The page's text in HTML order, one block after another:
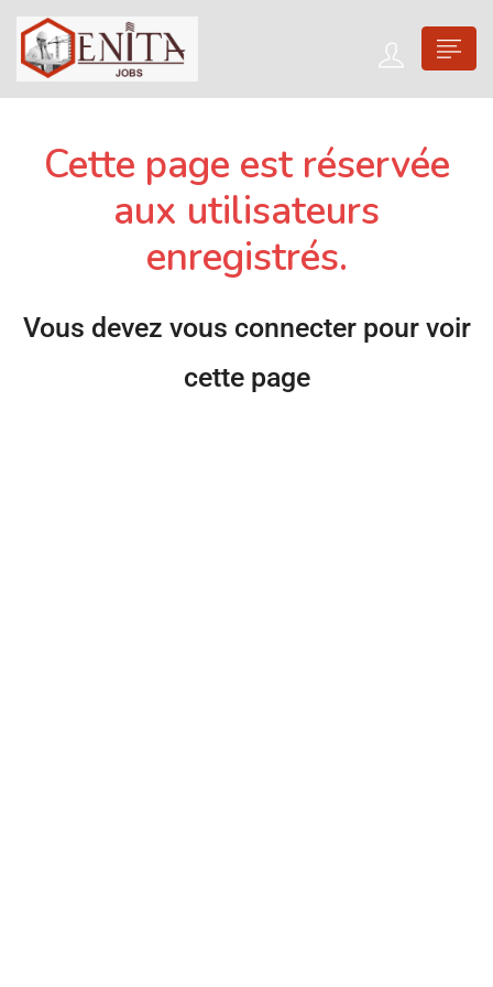
Cette page est réservée
aux utilisateurs
enregistrés.
Vous devez vous connecter pour voir
cette page